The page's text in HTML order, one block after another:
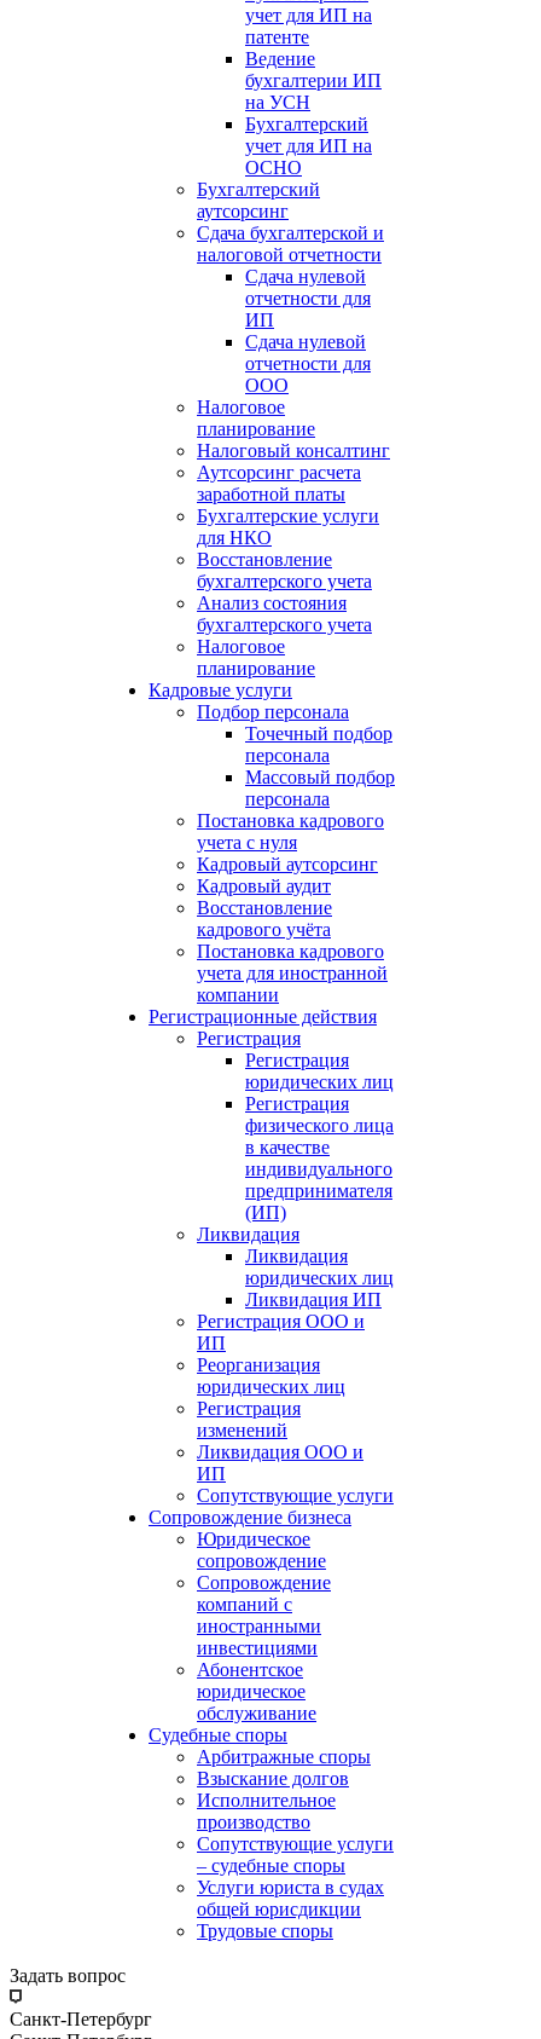
учет для ИП на
патенте
Ведение
бухгалтерии ИП
на УСН
Бухгалтерский
учет для ИП на
ОСНО
Бухгалтерский
аутсорсинг
Сдача бухгалтерской и
налоговой отчетности
Сдача нулевой
отчетности для
ИП
Сдача нулевой
отчетности для
ООО
Налоговое
планирование
Налоговый консалтинг
Аутсорсинг расчета
заработной платы
Бухгалтерские услуги
для НКО
Восстановление
бухгалтерского учета
Анализ состояния
бухгалтерского учета
Налоговое
планирование
Кадровые услуги
Подбор персонала
Точечный подбор
персонала
Массовый подбор
персонала
Постановка кадрового
учета с нуля
Кадровый аутсорсинг
Кадровый аудит
Восстановление
кадрового учёта
Постановка кадрового
учета для иностранной
компании
Регистрационные действия
Регистрация
Регистрация
юридических лиц
Регистрация
физического лица
в качестве
индивидуального
предпринимателя
(ИП)
Ликвидация
Ликвидация
юридических лиц
Ликвидация ИП
Регистрация ООО и
ИП
Реорганизация
юридических лиц
Регистрация
изменений
Ликвидация ООО и
ИП
Сопутствующие услуги
Сопровождение бизнеса
Юридическое
сопровождение
Сопровождение
компаний с
иностранными
инвестициями
Абонентское
юридическое
обслуживание
Судебные споры
Арбитражные споры
Взыскание долгов
Исполнительное
производство
Сопутствующие услуги
– судебные споры
Услуги юриста в судах
общей юрисдикции
Трудовые споры
Задать вопрос
Санкт-Петербург